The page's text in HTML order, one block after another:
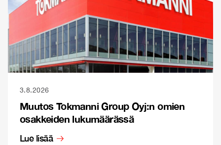
3.8.2026
Muutos Tokmanni Group Oyj:n omien
osakkeiden lukumäärässä
Lue lisää